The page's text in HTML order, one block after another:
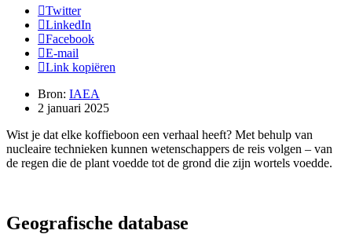
Twitter
LinkedIn
Facebook
E-mail
Link kopiëren
Bron: IAEA
2 januari 2025
Wist je dat elke koffieboon een verhaal heeft? Met behulp van
nucleaire technieken kunnen wetenschappers de reis volgen – van
de regen die de plant voedde tot de grond die zijn wortels voedde.
Geografische database